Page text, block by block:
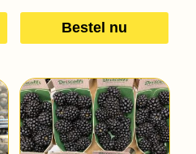
Bestel nu